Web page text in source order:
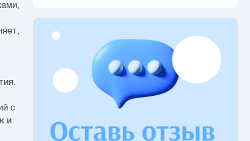
с
и